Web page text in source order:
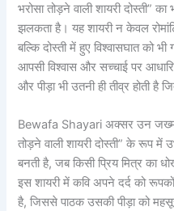
भरोसा तोड़ने वाली शायरी दोस्ती” का
झलकता है। यह शायरी न केवल
बल्कि दोस्ती में हुए विश्वासघात को
आपसी विश्वास और सच्चाई पर
और पीड़ा भी उतनी ही तीव्र होती है
Bewafa Shayari अक्सर उन जख्मों
तोड़ने वाली शायरी दोस्ती” के रूप
बनती है, जब किसी प्रिय मित्र का
इस शायरी में कवि अपने दर्द को
है, जिससे पाठक उसकी पीड़ा को